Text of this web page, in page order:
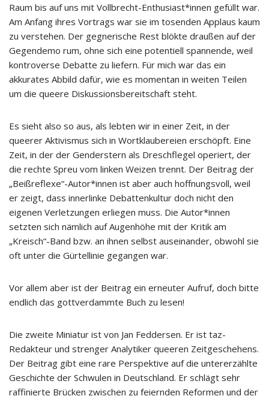
Raum bis auf uns mit Vollbrecht-Enthusiast*innen gefüllt war.
Am Anfang ihres Vortrags war sie im tosenden Applaus kaum
zu verstehen. Der gegnerische Rest blökte draußen auf der
Gegendemo rum, ohne sich eine potentiell spannende, weil
kontroverse Debatte zu liefern. Für mich war das ein
akkurates Abbild dafür, wie es momentan in weiten Teilen
um die queere Diskussionsbereitschaft steht.
Es sieht also so aus, als lebten wir in einer Zeit, in der
queerer Aktivismus sich in Wortklaubereien erschöpft. Eine
Zeit, in der der Genderstern als Dreschflegel operiert, der
die rechte Spreu vom linken Weizen trennt. Der Beitrag der
„Beißreflexe“-Autor*innen ist aber auch hoffnungsvoll, weil
er zeigt, dass innerlinke Debattenkultur doch nicht den
eigenen Verletzungen erliegen muss. Die Autor*innen
setzten sich nämlich auf Augenhöhe mit der Kritik am
„Kreisch“-Band bzw. an ihnen selbst auseinander, obwohl sie
oft unter die Gürtellinie gegangen war.
Vor allem aber ist der Beitrag ein erneuter Aufruf, doch bitte
endlich das gottverdammte Buch zu lesen!
Die zweite Miniatur ist von Jan Feddersen. Er ist taz-
Redakteur und strenger Analytiker queeren Zeitgeschehens.
Der Beitrag gibt eine rare Perspektive auf die untererzählte
Geschichte der Schwulen in Deutschland. Er schlägt sehr
raffinierte Brücken zwischen zu feiernden Reformen und der